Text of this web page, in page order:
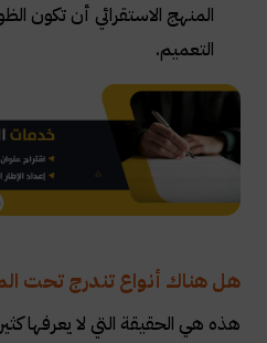
المنهج الاستقرائي أن تكون
التعميم.
هل هناك أنواع تندرج تحت
هذه هي الحقيقة التي لا يعرفها